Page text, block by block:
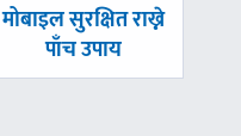
अघिल्लाे
मोबाइल सुरक्षित राख्ने
पाँच उपाय